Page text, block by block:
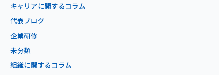
キャリアに関するコラム
代表ブログ
企業研修
未分類
組織に関するコラム